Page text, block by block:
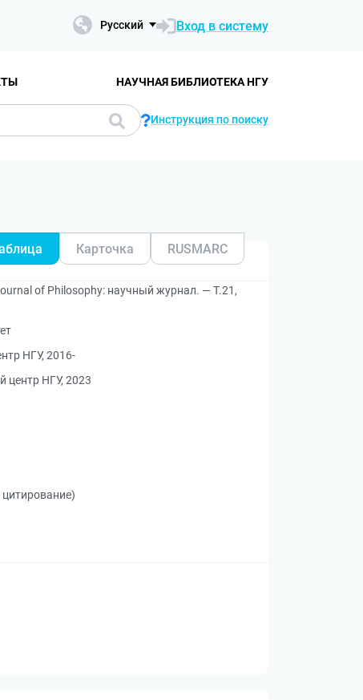
Русский Вход в систему
НАУЧНАЯ БИБЛИОТЕКА НГУ
Инструкция по поиску
Карточка RUSMARC
of Philosophy: научный журнал. — Т.21,
НГУ, 2016-
центр НГУ, 2023
цитирование)